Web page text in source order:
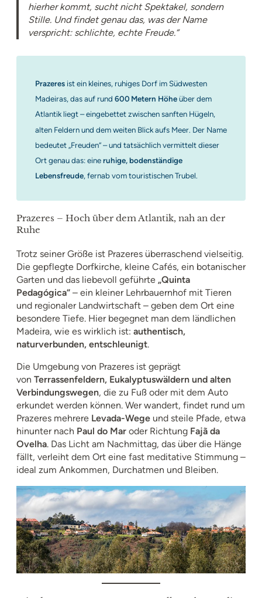
hierher kommt, sucht nicht Spektakel, sondern
Stille. Und findet genau das, was der Name
verspricht: schlichte, echte Freude.“
Prazeres ist ein kleines, ruhiges Dorf im Südwesten
Madeiras, das auf rund 600 Metern Höheüber dem
Atlantik liegt – eingebettet zwischen sanften Hügeln,
alten Feldern und dem weiten Blick aufs Meer. Der Name
bedeutet „Freuden“ – und tatsächlich vermittelt dieser
Ort genau das: eineruhige, bodenständige
Lebensfreude, fernab vom touristischen Trubel.
Prazeres – Hoch über dem Atlantik, nah an der
Ruhe
Trotz seiner Größe ist Prazeres überraschend vielseitig.
Die gepflegte Dorfkirche, kleine Cafés, ein botanischer
Garten und das liebevoll geführte „Quinta
Pedagógica“ – ein kleiner Lehrbauernhof mit Tieren
und regionaler Landwirtschaft – geben dem Ort eine
besondere Tiefe. Hier begegnet man dem ländlichen
Madeira, wie es wirklich ist: authentisch,
naturverbunden, entschleunigt.
Die Umgebung von Prazeres ist geprägt
von Terrassenfeldern, Eukalyptuswäldern und alten
Verbindungswegen, die zu Fuß oder mit dem Auto
erkundet werden können. Wer wandert, findet rund um
Prazeres mehrere Levada-Wege und steile Pfade, etwa
hinunter nach Paul do Mar oder Richtung Fajã da
Ovelha. Das Licht am Nachmittag, das über die Hänge
fällt, verleiht dem Ort eine fast meditative Stimmung –
ideal zum Ankommen, Durchatmen und Bleiben.